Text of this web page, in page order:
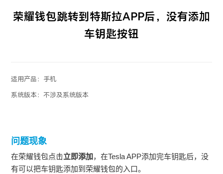
荣耀钱包跳转到特斯拉APP后，没有添加
车钥匙按钮
适用产品： 手机
系统版本：不涉及系统版本
问题现象
在荣耀钱包点击立即添加，在Tesla APP添加完车钥匙后，没
有可以把车钥匙添加到荣耀钱包的入口。